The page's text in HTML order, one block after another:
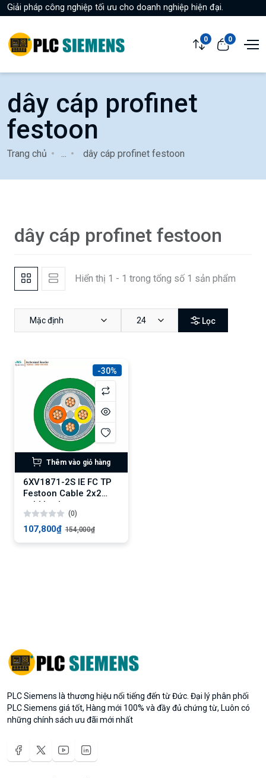
Giải pháp công nghiệp tối ưu cho doanh nghiệp hiện đại.
0 0
dây cáp profinet
festoon
Trang chủ dây cáp profinet festoon
dây cáp profinet festoon
Hiển thị 1 - 1 trong tổng số 1 sản phẩm
Mặc định 24 Lọc
-30%
Thêm vào giỏ hàng
6XV1871-2S IE FC TP
Festoon Cable 2x2
sold by the m
(0)
107,800₫ 154,000₫
PLC Siemens là thương hiệu nổi tiếng đến từ Đức. Đại lý phân phối
PLC Siemens giá tốt, Hàng mới 100% và đầy đủ chứng từ, Luôn có
những chính sách ưu đãi mới nhất